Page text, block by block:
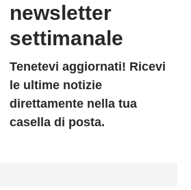
newsletter
settimanale
Tenetevi aggiornati! Ricevi
le ultime notizie
direttamente nella tua
casella di posta.